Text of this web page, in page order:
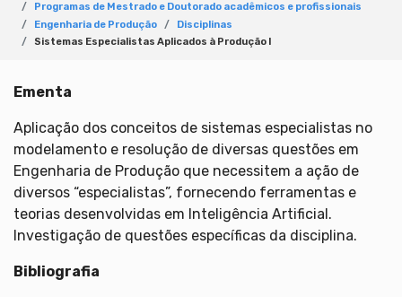
Programas de Mestrado e Doutorado acadêmicos e profissionais
Engenharia de Produção
Disciplinas
Sistemas Especialistas Aplicados à Produção I
Ementa
Aplicação dos conceitos de sistemas especialistas no
modelamento e resolução de diversas questões em
Engenharia de Produção que necessitem a ação de
diversos “especialistas”, fornecendo ferramentas e
teorias desenvolvidas em Inteligência Artificial.
Investigação de questões específicas da disciplina.
Bibliografia